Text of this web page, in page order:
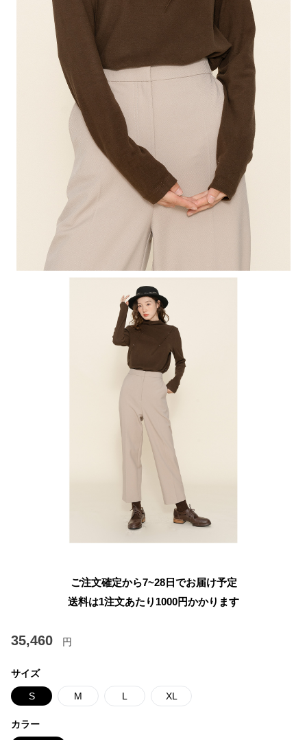
ご注文確定から7~28日でお届け予定
送料は1注文あたり 1000円かかります
35,460 円
サイズ
S M L XL
カラー